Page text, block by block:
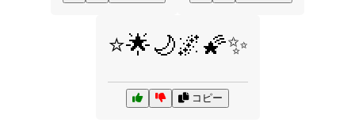
⭐🌟🌙🌌🌠✨
コピー